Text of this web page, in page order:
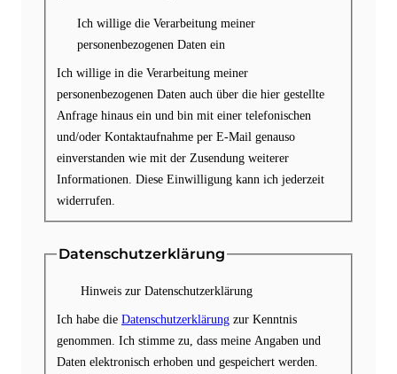
Ich willige die Verarbeitung meiner
personenbezogenen Daten ein
Ich willige in die Verarbeitung meiner
personenbezogenen Daten auch über die hier gestellte
Anfrage hinaus ein und bin mit einer telefonischen
und/oder Kontaktaufnahme per E-Mail genauso
einverstanden wie mit der Zusendung weiterer
Informationen. Diese Einwilligung kann ich jederzeit
widerrufen.
Datenschutzerklärung
Hinweis zur Datenschutzerklärung
Ich habe die Datenschutzerklärung zur Kenntnis
genommen. Ich stimme zu, dass meine Angaben und
Daten elektronisch erhoben und gespeichert werden.